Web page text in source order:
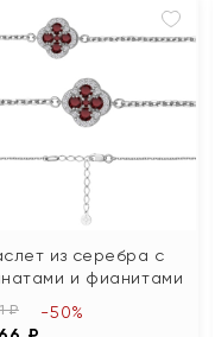
из серебра с
и фианитами
₽ -50%